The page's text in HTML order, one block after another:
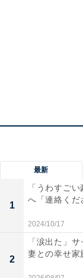
最新
1
「うわすご
へ「連絡くだ
2024/10/17
2
「涙出た」
妻との幸せ家